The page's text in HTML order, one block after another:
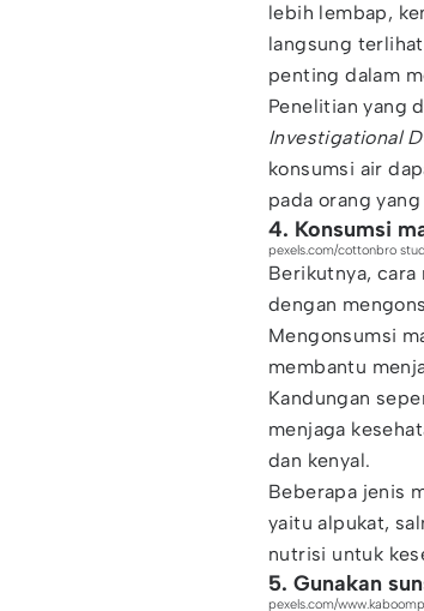
lebih lembap,
langsung
penting dalam
Penelitian yang
Investigational
konsumsi air
pada orang
4. Konsumsi
pexels.com/cottonbro
Berikutnya,
dengan
Mengonsumsi
membantu
Kandungan
menjaga
dan kenyal.
Beberapa jenis
yaitu alpukat,
nutrisi untuk
5. Gunakan
pexels.com/